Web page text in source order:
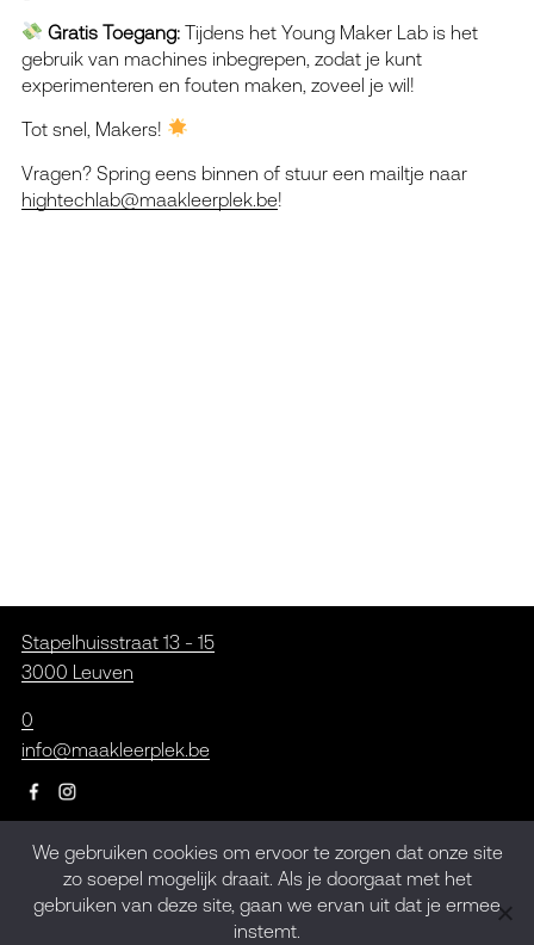
Gratis Toegang: Tijdens het Young Maker Lab is het
gebruik van machines inbegrepen, zodat je kunt
experimenteren en fouten maken, zoveel je wil!
Tot snel, Makers!
Vragen? Spring eens binnen of stuur een mailtje naar
hightechlab@maakleerplek.be!
Stapelhuisstraat 13 - 15
3000 Leuven
0
info@maakleerplek.be
Inschrijven op de
nieuwsbrief
We gebruiken cookies om ervoor te zorgen dat onze site
zo soepel mogelijk draait. Als je doorgaat met het
gebruiken van deze site, gaan we ervan uit dat je ermee
instemt.